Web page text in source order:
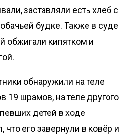
заставляли есть хлеб с
будке. Также в суде
обжигали кипятком и
обнаружили на теле
19 шрамов, на теле другого
детей в ходе
что его завернули в ковёр и